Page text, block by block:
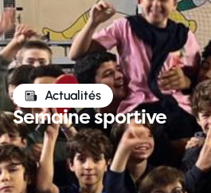
Actualités
Semaine sportive